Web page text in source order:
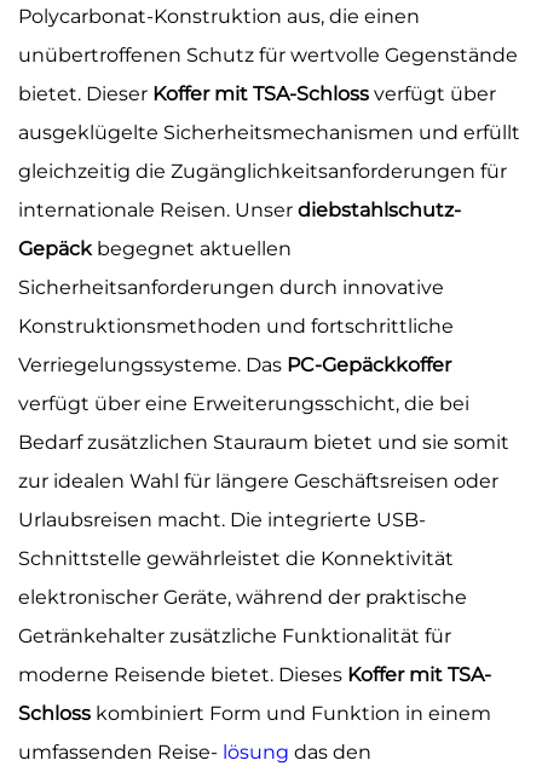
Polycarbonat-Konstruktion aus, die einen
unübertroffenen Schutz für wertvolle Gegenstände
bietet. Dieser Koffer mit TSA-Schloss verfügt über
ausgeklügelte Sicherheitsmechanismen und erfüllt
gleichzeitig die Zugänglichkeitsanforderungen für
internationale Reisen. Unser diebstahlschutz-
Gepäck begegnet aktuellen
Sicherheitsanforderungen durch innovative
Konstruktionsmethoden und fortschrittliche
Verriegelungssysteme. Das PC-Gepäckkoffer
verfügt über eine Erweiterungsschicht, die bei
Bedarf zusätzlichen Stauraum bietet und sie somit
zur idealen Wahl für längere Geschäftsreisen oder
Urlaubsreisen macht. Die integrierte USB-
Schnittstelle gewährleistet die Konnektivität
elektronischer Geräte, während der praktische
Getränkehalter zusätzliche Funktionalität für
moderne Reisende bietet. Dieses Koffer mit TSA-
Schloss kombiniert Form und Funktion in einem
umfassenden Reise- lösung das den